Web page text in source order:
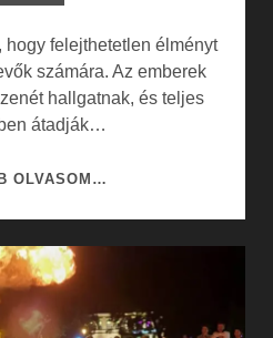
hogy felejthetetlen élményt
számára. Az emberek
hallgatnak, és teljes
átadják…
OLVASOM…